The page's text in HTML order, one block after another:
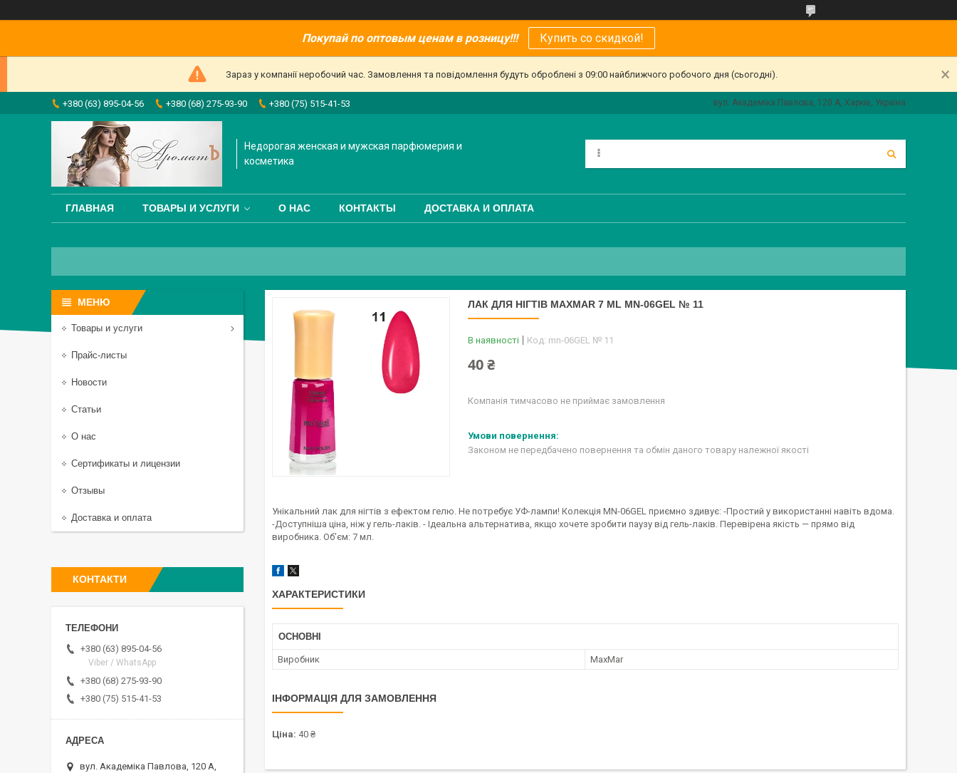
Покупай по оптовым ценам в розницу!!! Купить со скидкой!
Зараз у компанії неробочий час. Замовлення та повідомлення будуть оброблені з 09:00 найближчого робочого дня (сьогодні).
+380 (63) 895-04-56 +380 (68) 275-93-90 +380 (75) 515-41-53 вул. Академіка Павлова, 120 А, Харків, Україна
Недорогая женская и мужская парфюмерия и
косметика
ГЛАВНАЯ ТОВАРЫ И УСЛУГИ О НАС КОНТАКТЫ ДОСТАВКА И ОПЛАТА
ЛАК ДЛЯ НІГТІВ MAXMAR 7 ML MN-06GEL № 11
В наявності Код: mn-06GEL № 11
40 ₴
Компанія тимчасово не приймає замовлення
Законом не передбачено повернення та обмін даного товару належної якості
Унікальний лак для нігтів з ефектом гелю. Не потребує УФ-лампи! Колекція MN-06GEL приємно здивує: -Простий у використанні навіть вдома.
-Доступніша ціна, ніж у гель-лаків. - Ідеальна альтернатива, якщо хочете зробити паузу від гель-лаків. Перевірена якість — прямо від
виробника. Об’єм: 7 мл.
ХАРАКТЕРИСТИКИ
ОСНОВНІ
Виробник MaxMar
ІНФОРМАЦІЯ ДЛЯ ЗАМОВЛЕННЯ
Ціна: 40 ₴
Товары и услуги
Прайс-листы
Новости
Статьи
О нас
Сертификаты и лицензии
Отзывы
Доставка и оплата
КОНТАКТИ
+380 (63) 895-04-56
Viber / WhatsApp
+380 (68) 275-93-90
+380 (75) 515-41-53
вул. Академіка Павлова, 120 А,